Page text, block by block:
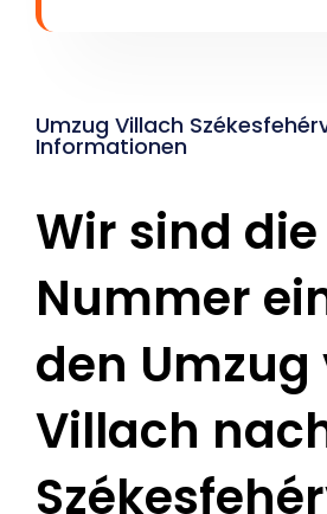
Umzug Villach
Informationen
Wir sind die
Nummer
den Umzug
Villach